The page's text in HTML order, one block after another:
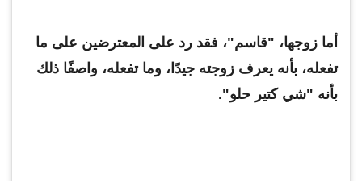
أما زوجها، "قاسم"، فقد رد على المعترضين على ما
تفعله، بأنه يعرف زوجته جيدًا، وما تفعله، واصفًا ذلك
بأنه "شي كتير حلو".